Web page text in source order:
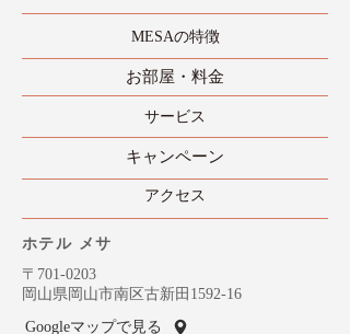
MESAの特徴
​お部屋・料金
​サービス
​キャンペーン
​アクセス
ホテル メサ
〒701-0203
岡山県岡山市南区古新田1592-16
Googleマップで見る